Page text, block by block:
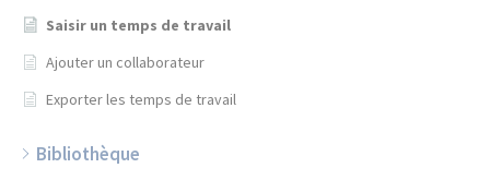
Saisir un temps de travail
Ajouter un collaborateur
Exporter les temps de travail
Bibliothèque